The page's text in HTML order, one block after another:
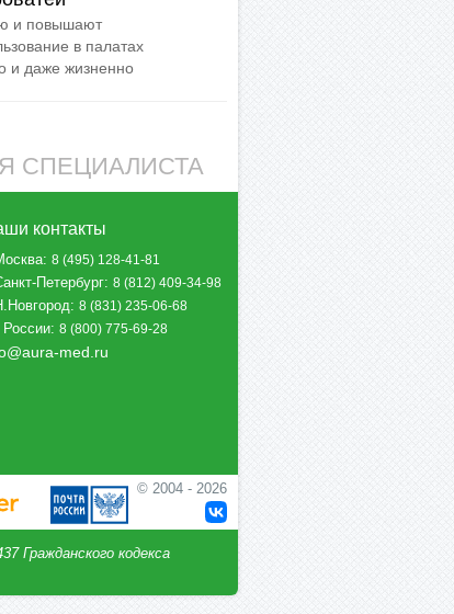
и повышают
в палатах
и даже жизненно
СПЕЦИАЛИСТА
контакты
:8 (495) 128-41-81
Петербург:8 (812) 409-34-98
:8 (831) 235-06-68
России:8 (800) 775-69-28
med.ru
© 2004 - 2026
Гражданского кодекса